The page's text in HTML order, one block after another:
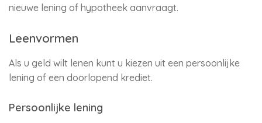
nieuwe lening of hypotheek aanvraagt.
Leenvormen
Als u geld wilt lenen kunt u kiezen uit een persoonlijke
lening of een doorlopend krediet.
Persoonlijke lening